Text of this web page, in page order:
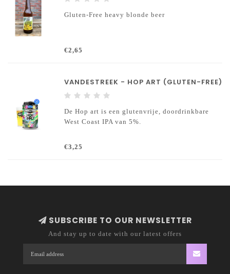
Gluten-Free heavy blonde beer
€2,65
VANDESTREEK - HOP ART (GLUTEN-FREE)
De Hop art is een glutenvrije, doordrinkbare
West Coast IPA van 5%.
€3,25
SUBSCRIBE TO OUR NEWSLETTER
And stay up to date with our latest offers